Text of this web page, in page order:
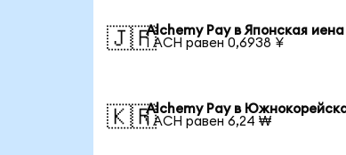
🇯🇵Alchemy Pay в Японская иена
1 ACH равен 0,6938 ¥
🇰🇷Alchemy Pay в
1 ACH равен 6,24 ₩